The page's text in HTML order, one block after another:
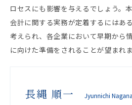
ロセスにも影響を与えるでしょう。
会計に関する実務が定着するにはあ
考えられ、各企業において早期から
に向けた準備をされることが望まれま
長縄 順一 Jyunnichi